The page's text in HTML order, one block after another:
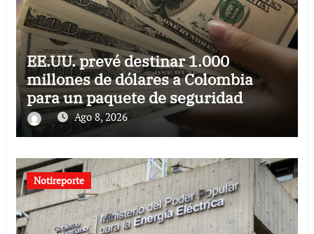
EE.UU. prevé destinar 1.000
millones de dólares a Colombia
para un paquete de seguridad
Ago 8, 2026
Notireporte